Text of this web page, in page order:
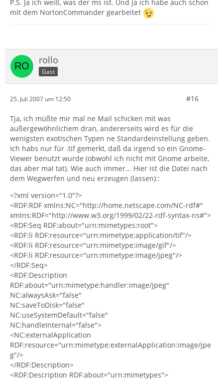
P.S. Ja ich weiß, was der ms ist. Und ja ich habe auch schon
mit dem NortonCommander gearbeitet
rollo
Gast
25. Juli 2007 um 12:50 #16
Tja, ich müßte mir mal ne Mail schicken mit was
außergewöhnlichem dran, andererseits wird es für die
wenigsten exotischen Typen ne Standardeinstellung geben.
Ich habs nur für .tif gemerkt, daß da irgend so ein Gnome-
Viewer benutzt wurde (obwohl ich nicht mit Gnome arbeite,
das aber mal tat). Wie auch immer... Hier ist die Datei nach
dem Wegwerfen und neu erzeugen (lassen)::
<?xml version="1.0"?>
<RDF:RDF xmlns:NC="http://home.netscape.com/NC-rdf#"
xmlns:RDF="http://www.w3.org/1999/02/22-rdf-syntax-ns#">
<RDF:Seq RDF:about="urn:mimetypes:root">
<RDF:li RDF:resource="urn:mimetype:application/tif"/>
<RDF:li RDF:resource="urn:mimetype:image/gif"/>
<RDF:li RDF:resource="urn:mimetype:image/jpeg"/>
</RDF:Seq>
<RDF:Description
RDF:about="urn:mimetype:handler:image/jpeg"
NC:alwaysAsk="false"
NC:saveToDisk="false"
NC:useSystemDefault="false"
NC:handleInternal="false">
<NC:externalApplication
RDF:resource="urn:mimetype:externalApplication:image/jpe
g"/>
</RDF:Description>
<RDF:Description RDF:about="urn:mimetypes">